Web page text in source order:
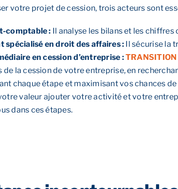
votre projet de cession, trois acteurs sont
comptable : Il analyse les bilans et les
spécialisé en droit des affaires : Il sécurise la
en cession d’entreprise :
de la cession de votre entreprise, en
chaque étape et maximisant vos chances
valeur ajouter votre activité et votre
dans ces étapes.